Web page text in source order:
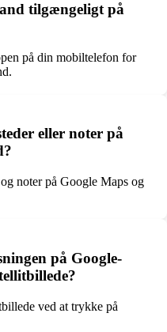
tilgængeligt på
på din mobiltelefon for
eller noter på
noter på Google Maps og
på Google-
ved at trykke på